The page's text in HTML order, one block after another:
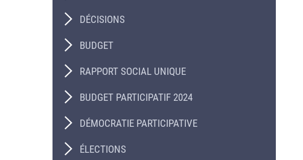
DÉCISIONS
BUDGET
RAPPORT SOCIAL UNIQUE
BUDGET PARTICIPATIF 2024
DÉMOCRATIE PARTICIPATIVE
ÉLECTIONS